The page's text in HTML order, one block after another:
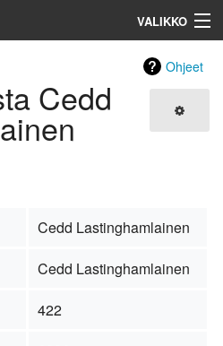
VALIKKO
Ohjeet
Cedd
Cedd Lastinghamlainen
Cedd Lastinghamlainen
422